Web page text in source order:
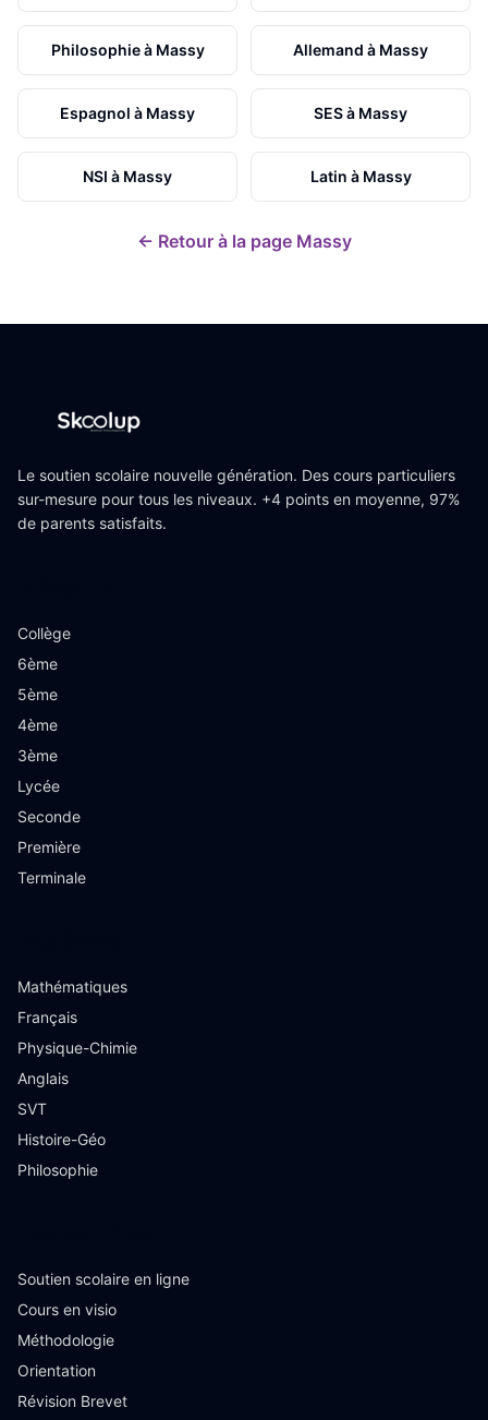
Philosophieà Massy Allemand à Massy
Espagnol à Massy SESà Massy
NSI à Massy Latin à Massy
← Retour à la page Massy
Le soutien scolaire nouvelle génération. Des cours particuliers
sur-mesure pour tous les niveaux. +4 points en moyenne, 97%
de parents satisfaits.
Collège
6ème
5ème
4ème
3ème
Lycée
Seconde
Première
Terminale
Mathématiques
Français
Physique-Chimie
Anglais
SVT
Histoire-Géo
Philosophie
Soutien scolaire en ligne
Cours en visio
Méthodologie
Orientation
Révision Brevet